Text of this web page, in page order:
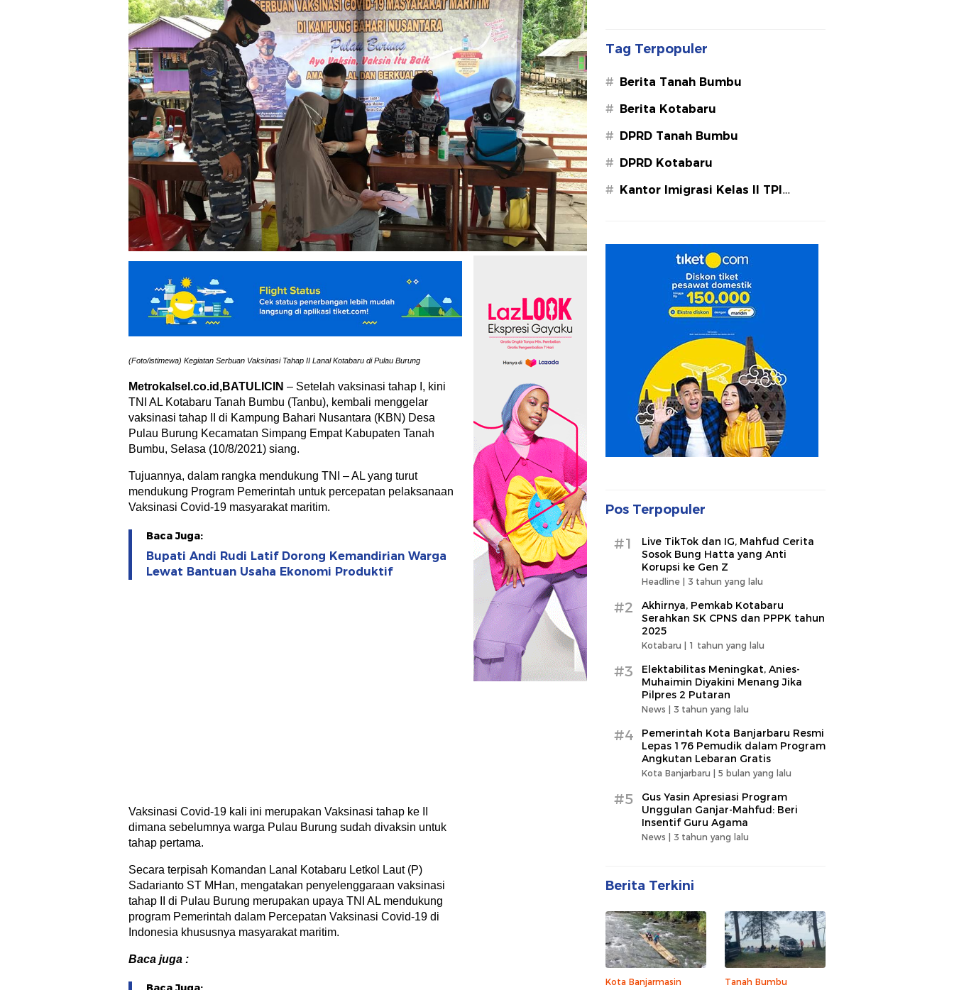
(Foto/istimewa) Kegiatan Serbuan Vaksinasi Tahap II Lanal Kotabaru di Pulau Burung
Metrokalsel.co.id,BATULICIN – Setelah vaksinasi tahap I, kini
TNI AL Kotabaru Tanah Bumbu (Tanbu), kembali menggelar
vaksinasi tahap II di Kampung Bahari Nusantara (KBN) Desa
Pulau Burung Kecamatan Simpang Empat Kabupaten Tanah
Bumbu, Selasa (10/8/2021) siang.
Tujuannya, dalam rangka mendukung TNI – AL yang turut
mendukung Program Pemerintah untuk percepatan pelaksanaan
Vaksinasi Covid-19 masyarakat maritim.
Baca Juga:
Bupati Andi Rudi Latif Dorong Kemandirian Warga
Lewat Bantuan Usaha Ekonomi Produktif
Vaksinasi Covid-19 kali ini merupakan Vaksinasi tahap ke II
dimana sebelumnya warga Pulau Burung sudah divaksin untuk
tahap pertama.
Secara terpisah Komandan Lanal Kotabaru Letkol Laut (P)
Sadarianto ST MHan, mengatakan penyelenggaraan vaksinasi
tahap II di Pulau Burung merupakan upaya TNI AL mendukung
program Pemerintah dalam Percepatan Vaksinasi Covid-19 di
Indonesia khususnya masyarakat maritim.
Baca juga :
Tag Terpopuler
# Berita Tanah Bumbu
# Berita Kotabaru
# DPRD Tanah Bumbu
# DPRD Kotabaru
# Kantor Imigrasi Kelas II TPI
Pos Terpopuler
#1
Live TikTok dan IG, Mahfud Cerita
Sosok Bung Hatta yang Anti
Korupsi ke Gen Z
Headline | 3 tahun yang lalu
#2
Akhirnya, Pemkab Kotabaru
Serahkan SK CPNS dan PPPK tahun
2025
Kotabaru | 1 tahun yang lalu
#3
Elektabilitas Meningkat, Anies-
Muhaimin Diyakini Menang Jika
Pilpres 2 Putaran
News | 3 tahun yang lalu
#4
Pemerintah Kota Banjarbaru Resmi
Lepas 176 Pemudik dalam Program
Angkutan Lebaran Gratis
Kota Banjarbaru | 5 bulan yang lalu
#5
Gus Yasin Apresiasi Program
Unggulan Ganjar-Mahfud: Beri
Insentif Guru Agama
News | 3 tahun yang lalu
Berita Terkini
Kota Banjarmasin Tanah Bumbu